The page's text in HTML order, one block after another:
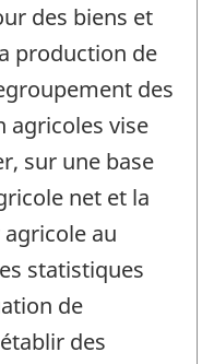
des biens et
production de
des
agricoles vise
sur une base
net et la
au
statistiques
de
des